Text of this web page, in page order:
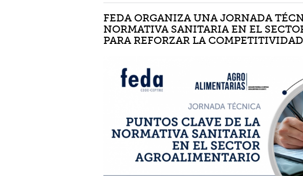
FEDA ORGANIZA UNA JORNADA
NORMATIVA SANITARIA EN EL
PARA REFORZAR LA